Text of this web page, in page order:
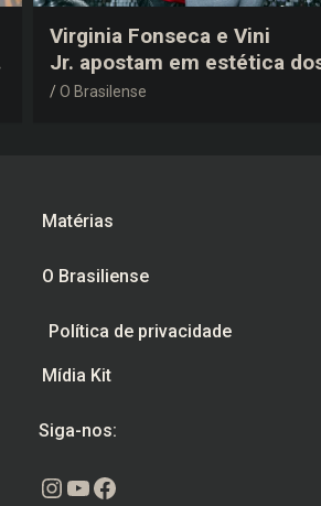
Virginia Fonseca e Vini
Jr. apostam em estética
anos 2000 em festa de
O Brasilense
Matérias
O Brasiliense
Política de privacidade
Mídia Kit
Siga-nos:
Instagram
Youtube
Facebook